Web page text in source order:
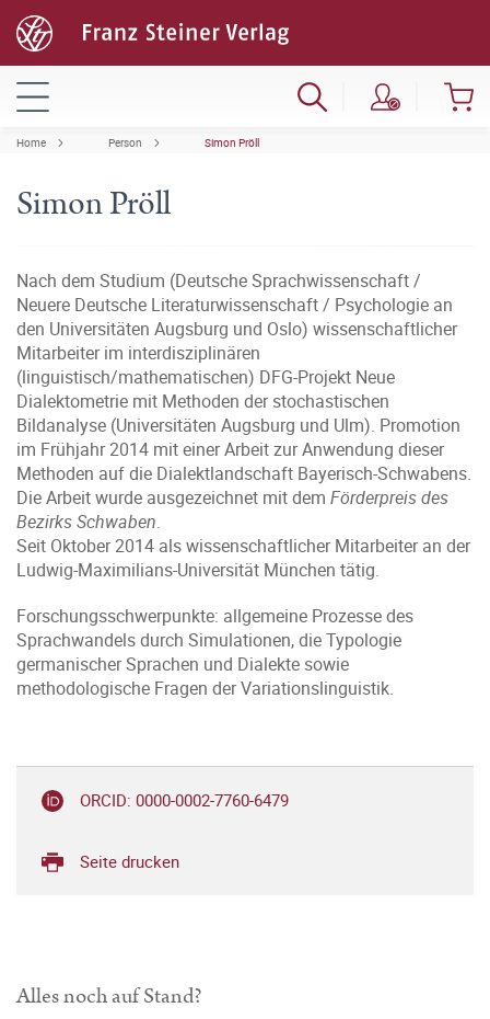
Home Person Simon Pröll
Simon Pröll
Nach dem Studium (Deutsche Sprachwissenschaft /
Neuere Deutsche Literaturwissenschaft / Psychologie an
den Universitäten Augsburg und Oslo) wissenschaftlicher
Mitarbeiter im interdisziplinären
(linguistisch/mathematischen) DFG-Projekt Neue
Dialektometrie mit Methoden der stochastischen
Bildanalyse (Universitäten Augsburg und Ulm). Promotion
im Frühjahr 2014 mit einer Arbeit zur Anwendung dieser
Methoden auf die Dialektlandschaft Bayerisch-Schwabens.
Die Arbeit wurde ausgezeichnet mit dem Förderpreis des
Bezirks Schwaben.
Seit Oktober 2014 als wissenschaftlicher Mitarbeiter an der
Ludwig-Maximilians-Universität München tätig.
Forschungsschwerpunkte: allgemeine Prozesse des
Sprachwandels durch Simulationen, die Typologie
germanischer Sprachen und Dialekte sowie
methodologische Fragen der Variationslinguistik.
ORCID: 0000-0002-7760-6479
Seite drucken
Alles noch auf Stand?